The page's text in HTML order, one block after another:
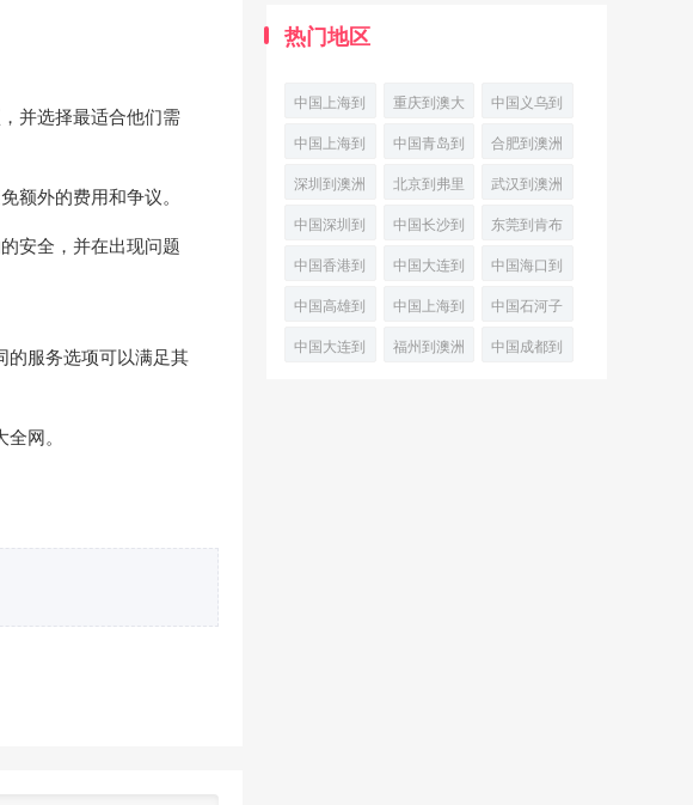
并选择最适合他们需
额外的费用和争议。
安全，并在出现问题
的服务选项可以满足其
网。
热门地区
中国上海到
兰瑟斯顿国
际多式联运
重庆到澳大
利亚吉朗空
运
中国义乌到
澳大利亚丹
皮尔国际空
中国上海到
澳洲林肯港
(PortLinco
中国青岛到
澳大利亚霍
巴特国际空
合肥到澳洲
波特兰空运
物流专线
深圳到澳洲
凯恩斯跨境
海空联运
北京到弗里
曼特尔航空
快递
武汉到澳洲
波特兰优先
空运
中国深圳到
澳大利亚堪
培拉班轮运
中国长沙到
珀斯(Perth)
空运专线
东莞到肯布
拉港
(PortKembla)
中国香港到
澳洲德文波
特
中国大连到
澳大利亚布
尼空运物流
中国海口到
兰瑟斯顿经
济空运
中国高雄到
澳大利亚堪
中国上海到
澳大利亚兰
中国石河子
到澳大利亚
中国大连到
福州到澳洲
中国成都到